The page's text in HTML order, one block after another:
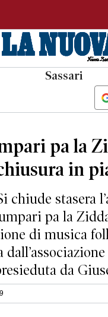
Sassari
pa la
in
chiude stasera
pa la
di musica
da